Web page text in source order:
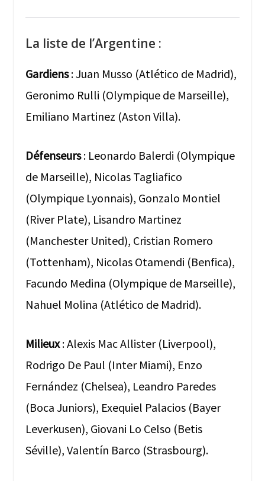
La liste de l’Argentine :
Gardiens: Juan Musso (Atlético de Madrid),
Geronimo Rulli (Olympique de Marseille),
Emiliano Martinez (Aston Villa).
Défenseurs: Leonardo Balerdi (Olympique
de Marseille), Nicolas Tagliafico
(Olympique Lyonnais), Gonzalo Montiel
(River Plate), Lisandro Martinez
(Manchester United), Cristian Romero
(Tottenham), Nicolas Otamendi (Benfica),
Facundo Medina (Olympique de Marseille),
Nahuel Molina (Atlético de Madrid).
Milieux: Alexis Mac Allister (Liverpool),
Rodrigo De Paul (Inter Miami), Enzo
Fernández (Chelsea), Leandro Paredes
(Boca Juniors), Exequiel Palacios (Bayer
Leverkusen), Giovani Lo Celso (Betis
Séville), Valentín Barco (Strasbourg).